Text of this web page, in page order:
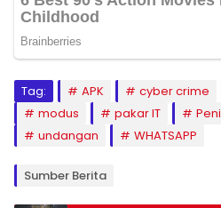
Tag: APK cyber crime
modus
pakar IT
undangan
WHATSAPP
Sumber Berita